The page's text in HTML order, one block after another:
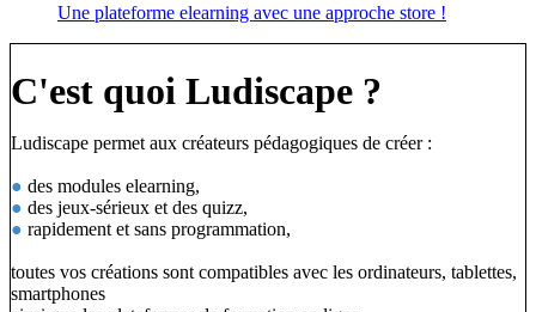
Une plateforme elearning avec une approche store !
C'est quoi Ludiscape ?
Ludiscape permet aux créateurs pédagogiques de créer :
● des modules elearning,
● des jeux-sérieux et des quizz,
● rapidement et sans programmation,
toutes vos créations sont compatibles avec les ordinateurs, tablettes,
smartphones